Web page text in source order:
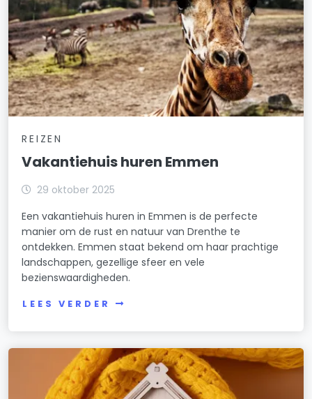
REIZEN
Vakantiehuis huren Emmen
29 oktober 2025
Een vakantiehuis huren in Emmen is de perfecte
manier om de rust en natuur van Drenthe te
ontdekken. Emmen staat bekend om haar prachtige
landschappen, gezellige sfeer en vele
bezienswaardigheden.
LEES VERDER